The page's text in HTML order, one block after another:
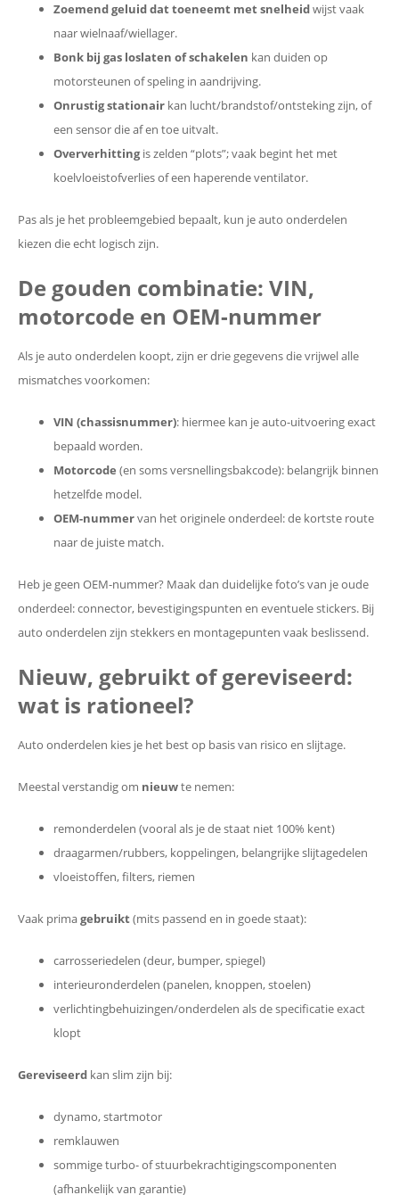
Zoemend geluid dat toeneemt met snelheidwijst vaak
naar wielnaaf/wiellager.
Bonk bij gas loslaten of schakelen kan duiden op
motorsteunen of speling in aandrijving.
Onrustig stationair kan lucht/brandstof/ontsteking zijn, of
een sensor die af en toe uitvalt.
Oververhittingis zelden “plots”; vaak begint het met
koelvloeistofverlies of een haperende ventilator.
Pas als je het probleemgebied bepaalt, kun je auto onderdelen
kiezen die echt logisch zijn.
De gouden combinatie: VIN,
motorcode en OEM-nummer
Als je auto onderdelen koopt, zijn er drie gegevens die vrijwel alle
mismatches voorkomen:
VIN (chassisnummer): hiermee kan je auto-uitvoering exact
bepaald worden.
Motorcode (en soms versnellingsbakcode): belangrijk binnen
hetzelfde model.
OEM-nummervan het originele onderdeel: de kortste route
naar de juiste match.
Heb je geen OEM-nummer? Maak dan duidelijke foto’s van je oude
onderdeel: connector, bevestigingspunten en eventuele stickers. Bij
auto onderdelen zijn stekkers en montagepunten vaak beslissend.
Nieuw, gebruikt of gereviseerd:
wat is rationeel?
Auto onderdelen kies je het best op basis van risico en slijtage.
Meestal verstandig om nieuwte nemen:
remonderdelen (vooral als je de staat niet 100% kent)
draagarmen/rubbers, koppelingen, belangrijke slijtagedelen
vloeistoffen, filters, riemen
Vaak primagebruikt(mits passend en in goede staat):
carrosseriedelen (deur, bumper, spiegel)
interieuronderdelen (panelen, knoppen, stoelen)
verlichtingbehuizingen/onderdelen als de specificatie exact
klopt
Gereviseerd kan slim zijn bij:
dynamo, startmotor
remklauwen
sommige turbo- of stuurbekrachtigingscomponenten
(afhankelijk van garantie)